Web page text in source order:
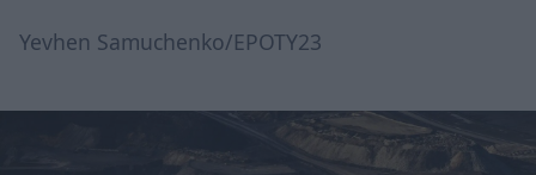
Yevhen Samuchenko/EPOTY23